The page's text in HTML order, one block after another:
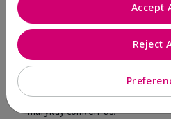
MK completion
porShirley "Girl"
Evaluado en
marykay.com/en-us/
Reject
Accept